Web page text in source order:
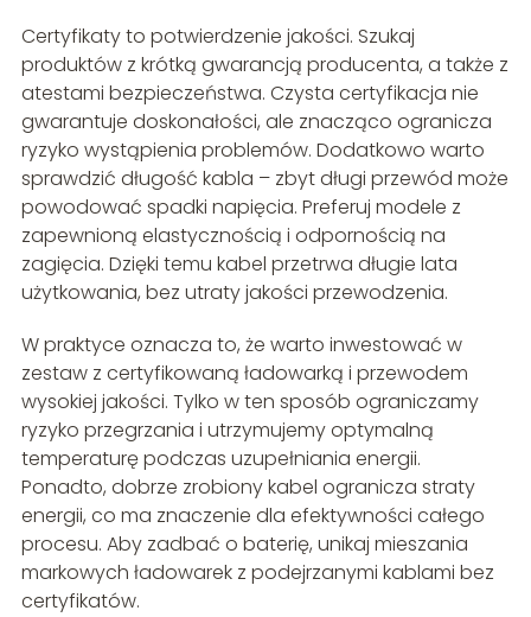
Certyfikaty to potwierdzenie jakości. Szukaj
produktów z krótką gwarancją producenta, a także z
atestami bezpieczeństwa. Czysta certyfikacja nie
gwarantuje doskonałości, ale znacząco ogranicza
ryzyko wystąpienia problemów. Dodatkowo warto
sprawdzić długość kabla – zbyt długi przewód może
powodować spadki napięcia. Preferuj modele z
zapewnioną elastycznością i odpornością na
zagięcia. Dzięki temu kabel przetrwa długie lata
użytkowania, bez utraty jakości przewodzenia.
W praktyce oznacza to, że warto inwestować w
zestaw z certyfikowaną ładowarką i przewodem
wysokiej jakości. Tylko w ten sposób ograniczamy
ryzyko przegrzania i utrzymujemy optymalną
temperaturę podczas uzupełniania energii.
Ponadto, dobrze zrobiony kabel ogranicza straty
energii, co ma znaczenie dla efektywności całego
procesu. Aby zadbać o baterię, unikaj mieszania
markowych ładowarek z podejrzanymi kablami bez
certyfikatów.